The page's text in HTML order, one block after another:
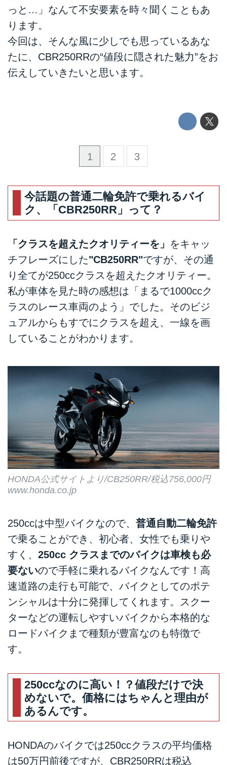
っと…」なんて不安要素を時々聞くこともあ
ります。
今回は、そんな風に少しでも思っているあな
たに、CBR250RRの“値段に隠された魅力”をお
伝えしていきたいと思います。
1 2 3
今話題の普通二輪免許で乗れるバイ
ク、「CBR250RR」って？
「クラスを超えたクオリティーを」 をキャッ
チフレーズにした"CB250RR"ですが、その通
り全てが250ccクラスを超えたクオリティー。
私が車体を見た時の感想は「まるで1000ccク
ラスのレース車両のよう」でした。そのビジ
ュアルからもすでにクラスを超え、一線を画
していることがわかります。
HONDA公式サイトより/CB250RR/税込756,000円
www.honda.co.jp
250ccは中型バイクなので、 普通自動二輪免許
で乗ることができ、初心者、女性でも乗りや
すく、 250cc クラスまでのバイクは車検も必
要ないので手軽に乗れるバイクなんです！高
速道路の走行も可能で、バイクとしてのポテ
ンシャルは十分に発揮してくれます。スクー
ターなどの運転しやすいバイクから本格的な
ロードバイクまで種類が豊富なのも特徴で
す。
250ccなのに高い！？値段だけで決
めないで。価格にはちゃんと理由が
あるんです。
HONDAのバイクでは250ccクラスの平均価格
は50万円前後ですが、CBR250RRは税込